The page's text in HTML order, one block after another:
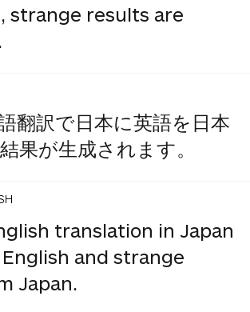
strange results are
翻訳で日本に英語を日本
果が生成されます。
translation in Japan
and strange
Japan.